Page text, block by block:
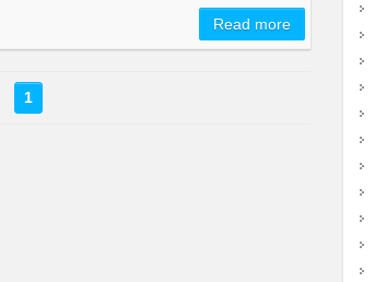
Read more
1